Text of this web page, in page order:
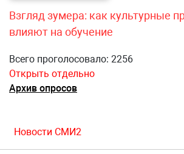
Взгляд зумера: как культурные
влияют на обучение
Всего проголосовало: 2256
Открыть отдельно
Архив опросов
Новости СМИ2